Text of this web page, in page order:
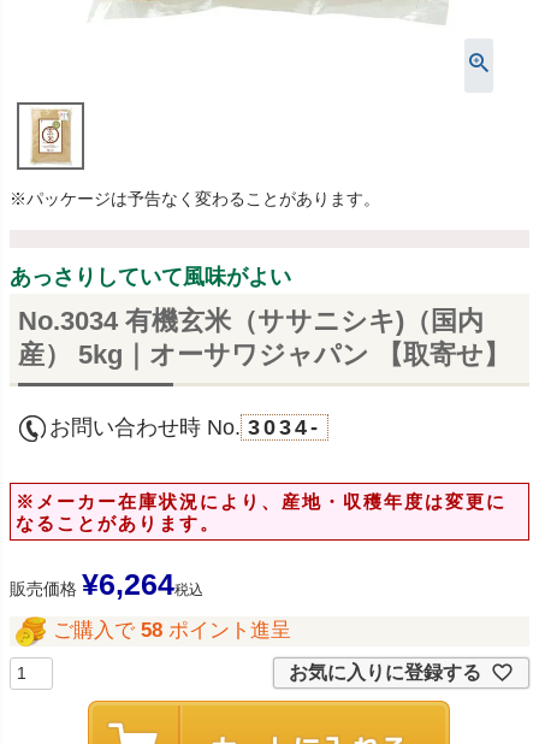
※パッケージは予告なく変わることがあります。
あっさりしていて風味がよい
No.3034 有機玄米（ササニシキ)（国内
産） 5kg｜オーサワジャパン 【取寄せ】
お問い合わせ時 No. 3034-
※メーカー在庫状況により、産地・収穫年度は変更に
なることがあります。
販売価格 ¥6,264税込
ご購入で 58 ポイント進呈
お気に入りに登録する